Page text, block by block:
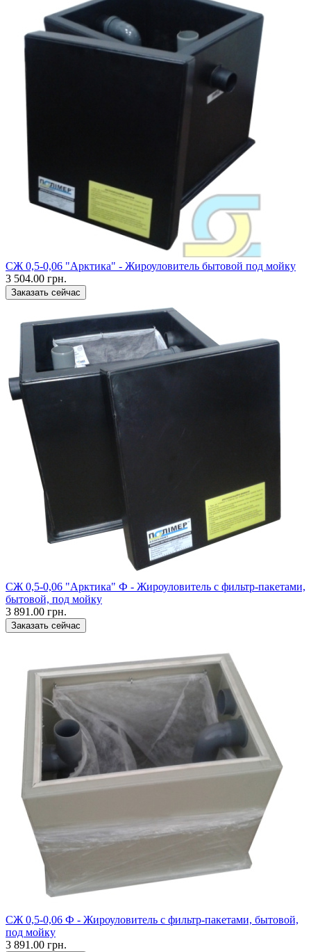
CЖ 0,5-0,06 "Арктика" - Жироуловитель бытовой под мойку
3 504.00 грн.
Заказать сейчас
CЖ 0,5-0,06 "Арктика" Ф - Жироуловитель с фильтр-пакетами,
бытовой, под мойку
3 891.00 грн.
Заказать сейчас
CЖ 0,5-0,06 Ф - Жироуловитель с фильтр-пакетами, бытовой,
под мойку
3 891.00 грн.